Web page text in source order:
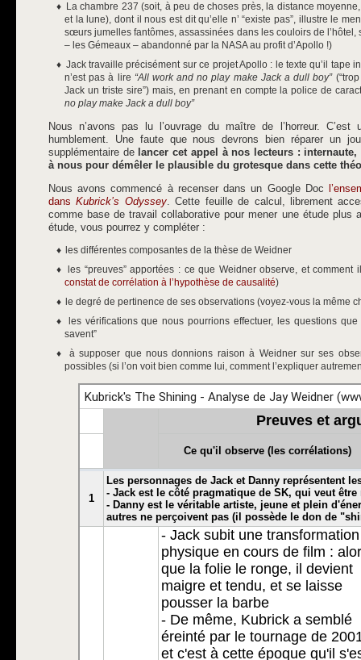
La chambre 237 (soit, à peu de choses près, la distance
et la lune), dont il nous est dit qu’elle n’ “existe pas”, illustre le
sœurs jumelles fantômes, assassinées dans les couloirs de l’hôtel,
– les Gémeaux – abandonné par la NASA au profit d’Apollo !)
Jack travaille précisément sur ce projet Apollo : le texte qu’il tape
n’est pas à lire “All work and no play make Jack a dull boy”
Jack un triste sire”) mais, en prenant en compte la police de
no play make Jack a dull boy”
Nous n’avons pas lu l’ouvrage du maître de l’horreur. C’est
humblement. Une faute que nous devrons bien réparer un
supplémentaire de lancer cet appel à nos lecteurs :
à nous pour démêler le plausible du grotesque dans cette
Nous avons commencé à recenser dans un Google Doc
dansKubrick’s Odyssey. Cette feuille de calcul, librement
comme base de travail collaborative pour mener une étude plus
étude, vous pourrez y compléter :
les différentes composantes de la thèse de Weidner
les “preuves” apportées : ce que Weidner observe, et
constat de corrélation à l’hypothèse de causalité)
le degré de pertinence de ses observations (voyez-vous la même
les vérifications que nous pourrions effectuer, les questions
savent”
à supposer que nous donnions raison à Weidner sur ses
possibles (si l’on voit bien comme lui, comment l’expliquer